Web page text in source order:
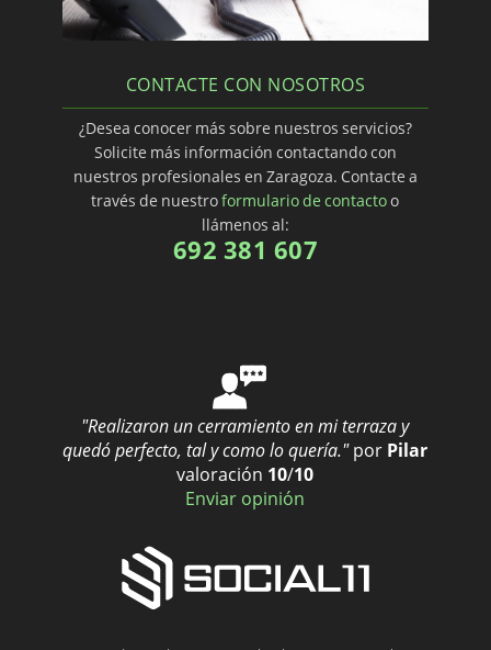
CONTACTE CON NOSOTROS
¿Desea conocer más sobre nuestros servicios?
Solicite más información contactando con
nuestros profesionales en Zaragoza. Contacte a
través de nuestroformulario de contactoo
llámenos al:
692 381 607
"Realizaron un cerramiento en mi terraza y
quedó perfecto, tal y como lo quería." por Pilar
valoración 10/10
Enviar opinión